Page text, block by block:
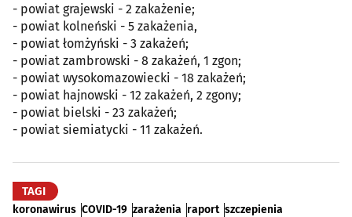
- powiat grajewski - 2 zakażenie;
- powiat kolneński - 5 zakażenia,
- powiat łomżyński - 3 zakażeń;
- powiat zambrowski - 8 zakażeń, 1 zgon;
- powiat wysokomazowiecki - 18 zakażeń;
- powiat hajnowski - 12 zakażeń, 2 zgony;
- powiat bielski - 23 zakażeń;
- powiat siemiatycki - 11 zakażeń.
TAGI
koronawirus COVID-19 zarażenia raport szczepienia